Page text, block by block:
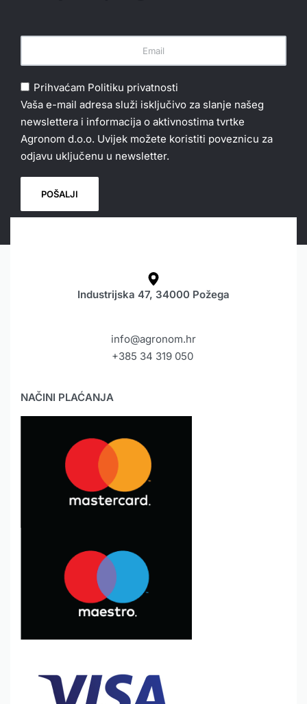
Prihvaćam Politiku privatnosti
Vaša e-mail adresa služi isključivo za slanje našeg
newslettera i informacija o aktivnostima tvrtke
Agronom d.o.o. Uvijek možete koristiti poveznicu za
odjavu uključenu u newsletter.
Industrijska 47, 34000 Požega
info@agronom.hr
+385 34 319 050
NAČINI PLAĆANJA